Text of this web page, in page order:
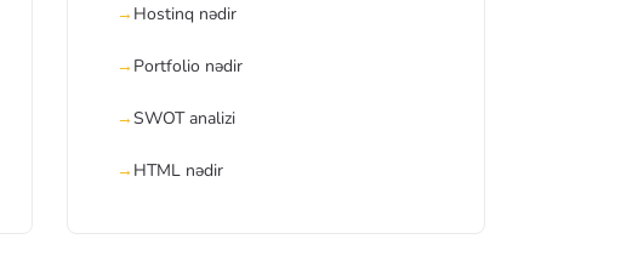
Hostinq nədir
Portfolio nədir
SWOT analizi
HTML nədir